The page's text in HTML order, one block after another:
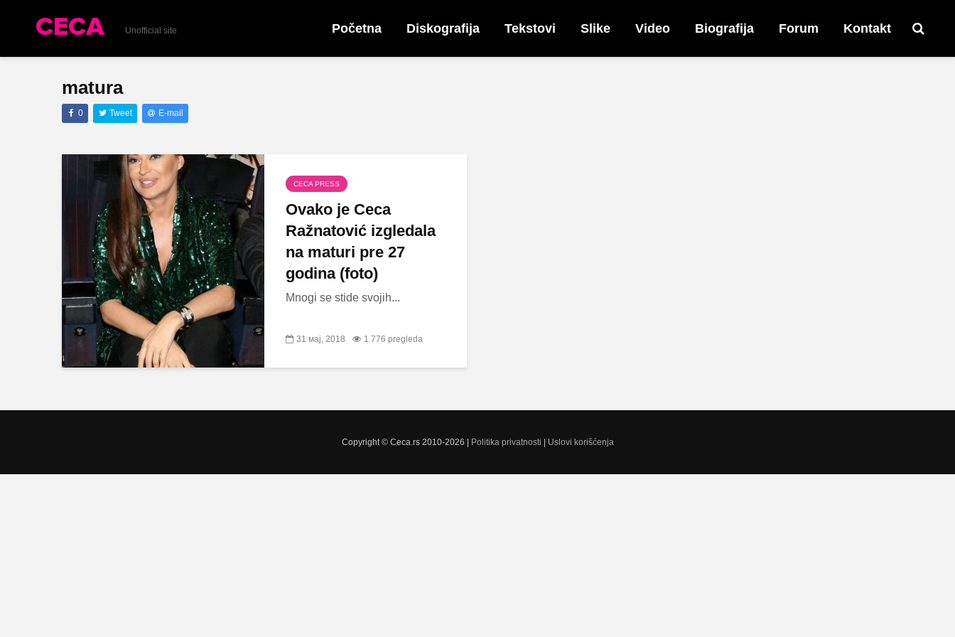
Unofficial site Početna Diskografija Tekstovi Slike Video Biografija Forum Kontakt
matura
0 Tweet E-mail
CECA PRESS
Ovako je Ceca
Ražnatović izgledala
na maturi pre 27
godina (foto)
Mnogi se stide svojih...
31 мај, 2018 1.776 pregleda
Copyright © Ceca.rs 2010-2026 | Politika privatnosti | Uslovi korišćenja